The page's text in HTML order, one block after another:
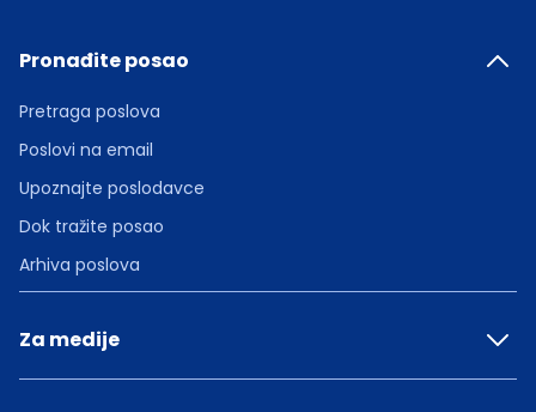
Pronađite posao
Pretraga poslova
Poslovi na email
Upoznajte poslodavce
Dok tražite posao
Arhiva poslova
Za medije